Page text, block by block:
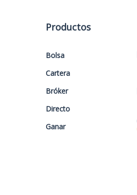
Productos
Bolsa
Cartera
Bróker
Directo
Ganar